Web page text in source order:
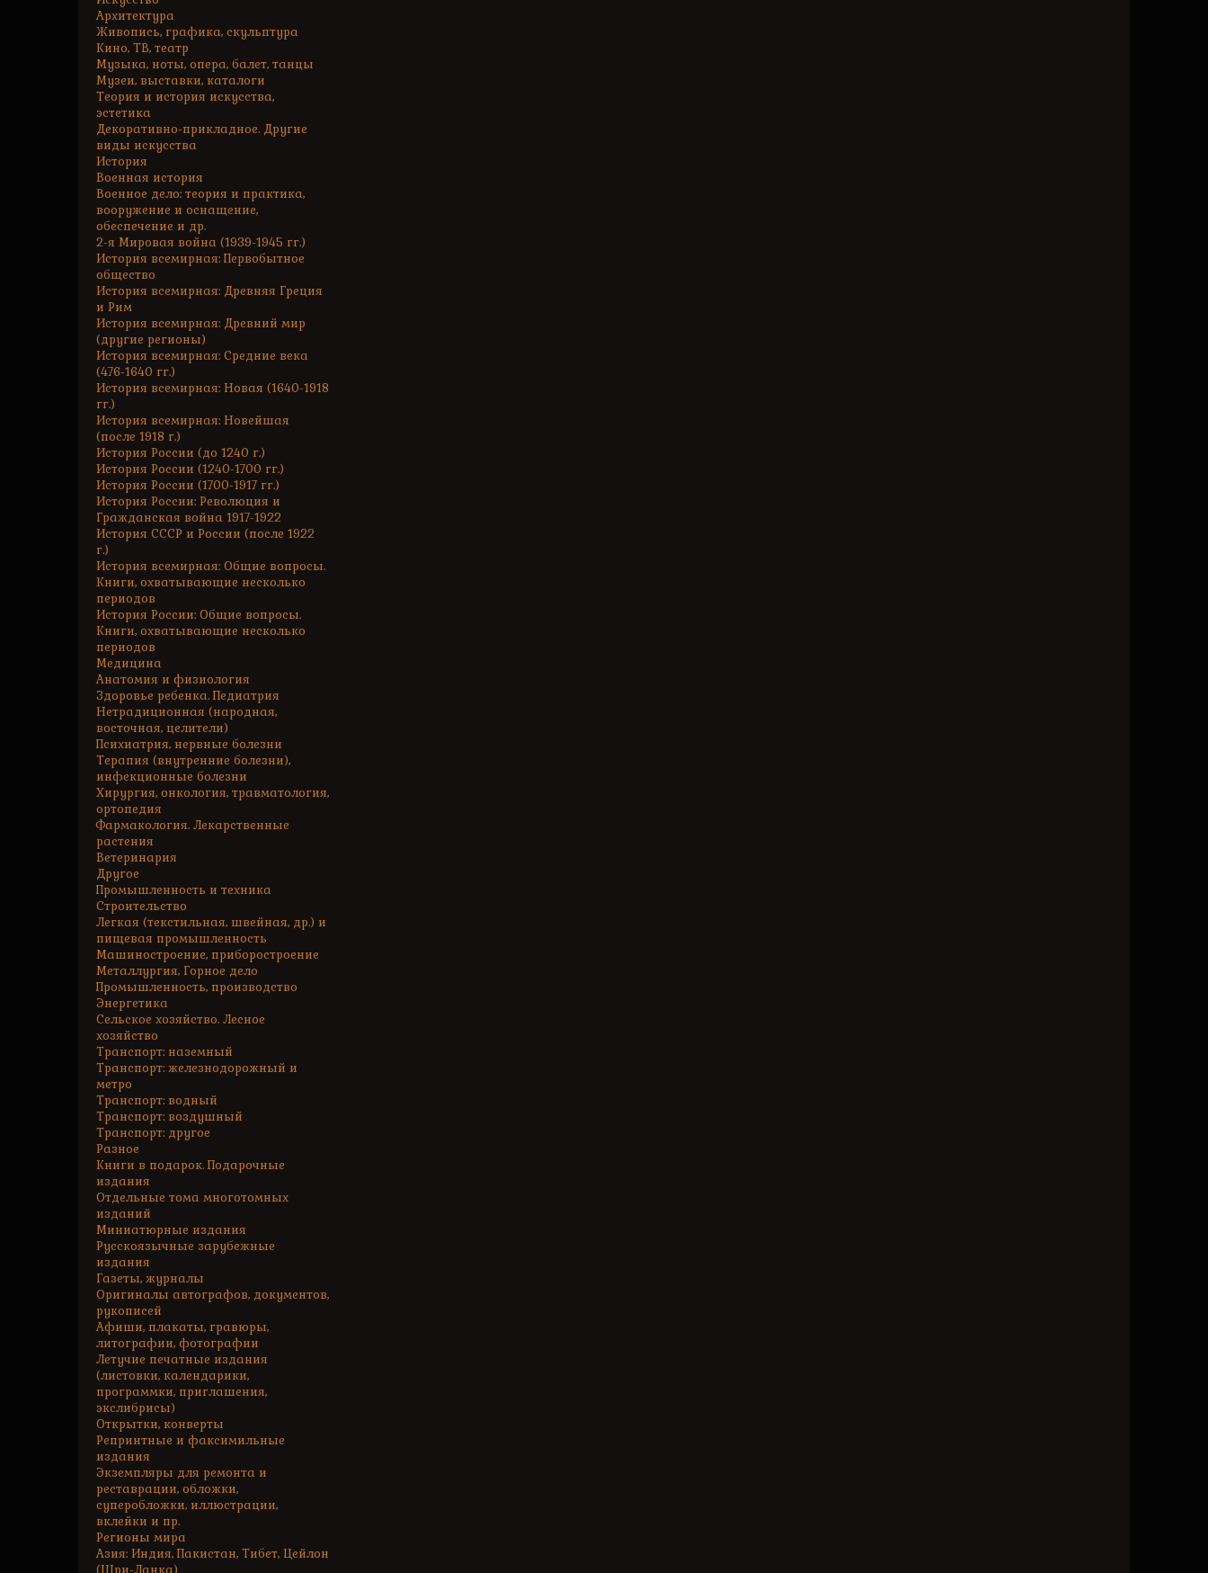
Архитектура
Живопись, графика, скульптура
Кино, ТВ, театр
Музыка, ноты, опера, балет, танцы
Музеи, выставки, каталоги
Теория и история искусства,
эстетика
Декоративно-прикладное. Другие
виды искусства
История
Военная история
Военное дело: теория и практика,
вооружение и оснащение,
обеспечение и др.
2-я Мировая война (1939-1945 гг.)
История всемирная: Первобытное
общество
История всемирная: Древняя Греция
и Рим
История всемирная: Древний мир
(другие регионы)
История всемирная: Средние века
(476-1640 гг.)
История всемирная: Новая (1640-1918
гг.)
История всемирная: Новейшая
(после 1918 г.)
История России (до 1240 г.)
История России (1240-1700 гг.)
История России (1700-1917 гг.)
История России: Революция и
Гражданская война 1917-1922
История СССР и России (после 1922
г.)
История всемирная: Общие вопросы.
Книги, охватывающие несколько
периодов
История России: Общие вопросы.
Книги, охватывающие несколько
периодов
Медицина
Анатомия и физиология
Здоровье ребенка. Педиатрия
Нетрадиционная (народная,
восточная, целители)
Психиатрия, нервные болезни
Терапия (внутренние болезни),
инфекционные болезни
Хирургия, онкология, травматология,
ортопедия
Фармакология. Лекарственные
растения
Ветеринария
Другое
Промышленность и техника
Строительство
Легкая (текстильная, швейная, др.) и
пищевая промышленность
Машиностроение, приборостроение
Металлургия, Горное дело
Промышленность, производство
Энергетика
Сельское хозяйство. Лесное
хозяйство
Транспорт: наземный
Транспорт: железнодорожный и
метро
Транспорт: водный
Транспорт: воздушный
Транспорт: другое
Разное
Книги в подарок. Подарочные
издания
Отдельные тома многотомных
изданий
Миниатюрные издания
Русскоязычные зарубежные
издания
Газеты, журналы
Оригиналы автографов, документов,
рукописей
Афиши, плакаты, гравюры,
литографии, фотографии
Летучие печатные издания
(листовки, календарики,
программки, приглашения,
экслибрисы)
Открытки, конверты
Репринтные и факсимильные
издания
Экземпляры для ремонта и
реставрации, обложки,
суперобложки, иллюстрации,
вклейки и пр.
Регионы мира
Азия: Индия, Пакистан, Тибет, Цейлон
(Шри-Ланка)